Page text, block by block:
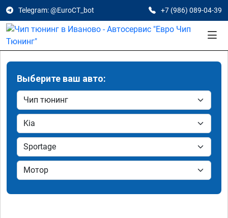
Telegram: @EuroCT_bot +7 (986) 089-04-39
Выберите ваш авто: